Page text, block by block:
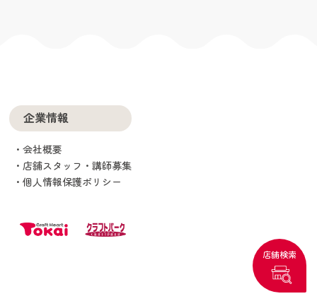
店舗検索
企業情報
会社概要
店舗スタッフ・講師募集
個人情報保護ポリシー